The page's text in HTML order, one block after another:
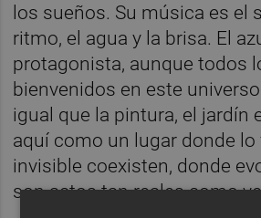
los sueños. Su música es el
ritmo, el agua y la brisa. El
protagonista, aunque todos
bienvenidos en este
igual que la pintura, el jardín
aquí como un lugar donde lo
invisible coexisten, donde
son actos tan reales como